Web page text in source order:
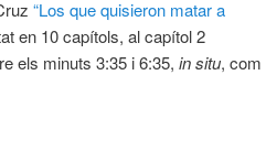
“Los que quisieron matar a
en 10 capítols, al capítol 2
els minuts 3:35 i 6:35, in situ, com